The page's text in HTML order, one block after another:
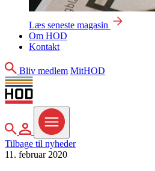
Læs seneste magasin
Om HOD
Kontakt
Søg
Bliv medlem MitHOD
MitHOD
Menu
Tilbage til nyheder
11. februar 2020